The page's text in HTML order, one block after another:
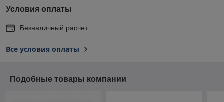
Условия оплаты
Безналичный расчет
Все условия оплаты
Подобные товары компании